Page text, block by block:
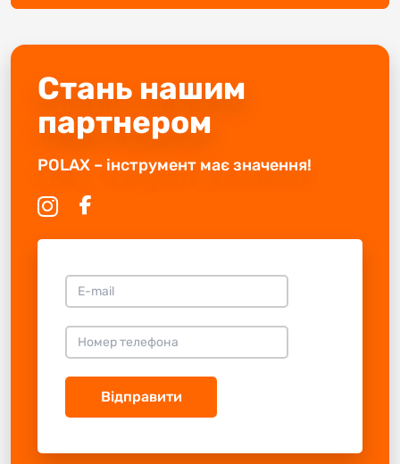
Стань нашим
партнером
POLAX – інструмент має значення!
Відправити